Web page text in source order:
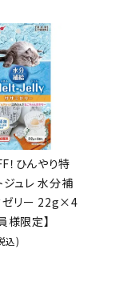
！ひんやり特
ジュレ 水分補
ゼリー 22g×4
様限定】
込)